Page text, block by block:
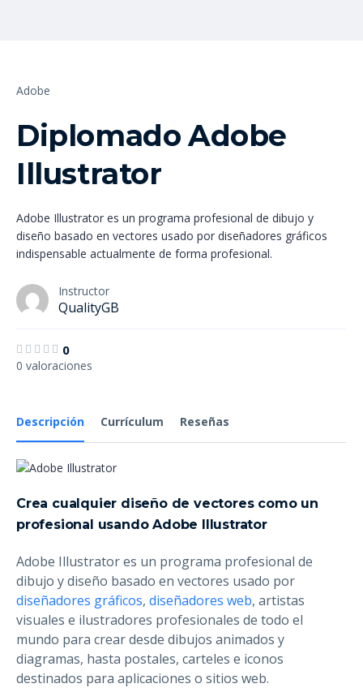
Adobe
Diplomado Adobe
Illustrator
Adobe Illustrator es un programa profesional de dibujo y
diseño basado en vectores usado por diseñadores gráficos
indispensable actualmente de forma profesional.
Instructor
QualityGB
0
0 valoraciones
Descripción Currículum Reseñas
Crea cualquier diseño de vectores como un
profesional usando Adobe Illustrator
Adobe Illustrator es un programa profesional de
dibujo y diseño basado en vectores usado por
diseñadores gráficos, diseñadores web, artistas
visuales e ilustradores profesionales de todo el
mundo para crear desde dibujos animados y
diagramas, hasta postales, carteles e iconos
destinados para aplicaciones o sitios web.